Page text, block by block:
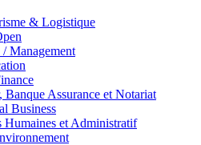
& Logistique
Management
Banque Assurance et Notariat
Business
Humaines et Administratif